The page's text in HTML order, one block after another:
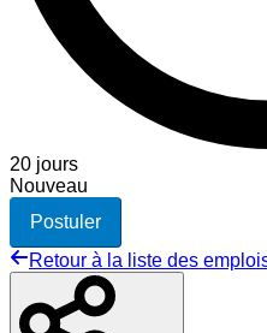
20 jours
Nouveau
Postuler
Retour à la liste des